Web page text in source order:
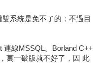
系統是免不了的；不過目
連線MSSQL。Borland C++
萬一破版就不好了，因 此